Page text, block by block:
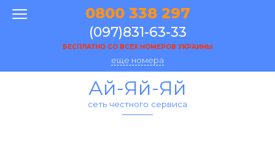
0800 338 297
(097)831-63-33
БЕСПЛАТНО СО ВСЕХ НОМЕРОВ УКРАИНЫ
еще номера
Ай-Яй-Яй
сеть честного сервиса